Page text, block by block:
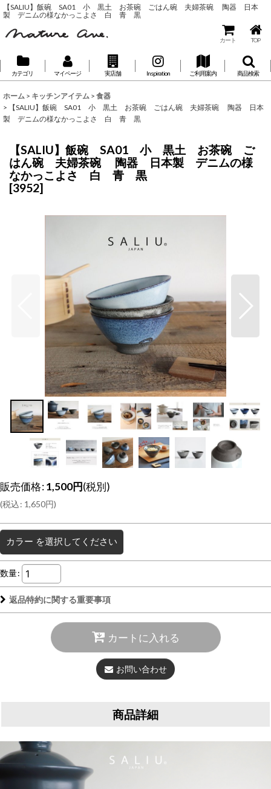
【SALIU】飯碗 SA01 小 黒土 お茶碗 ごはん碗 夫婦茶碗 陶器 日本
製 デニムの様なかっこよさ 白 青 黒
カート TOP
カテゴリ マイページ 実店舗 Inspiration ご利用案内 商品検索
ホーム > キッチンアイテム > 食器
>
【SALIU】飯碗 SA01 小 黒土 お茶碗 ごはん碗 夫婦茶碗 陶器 日本
製 デニムの様なかっこよさ 白 青 黒
【SALIU】飯碗 SA01 小 黒土 お茶碗 ご
はん碗 夫婦茶碗 陶器 日本製 デニムの様
なかっこよさ 白 青 黒
[3952]
販売価格:1,500円(税別)
(税込: 1,650円)
カラー を選択してください
数量:
返品特約に関する重要事項
カートに入れる
お問い合わせ
商品詳細